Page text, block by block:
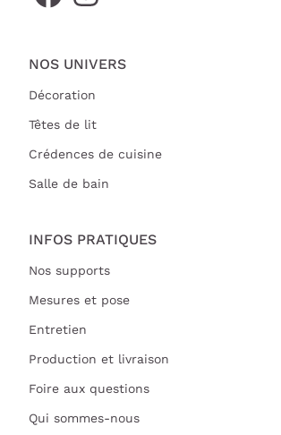
NOS UNIVERS
Décoration
Têtes de lit
Crédences de cuisine
Salle de bain
INFOS PRATIQUES
Nos supports
Mesures et pose
Entretien
Production et livraison
Foire aux questions
Qui sommes-nous